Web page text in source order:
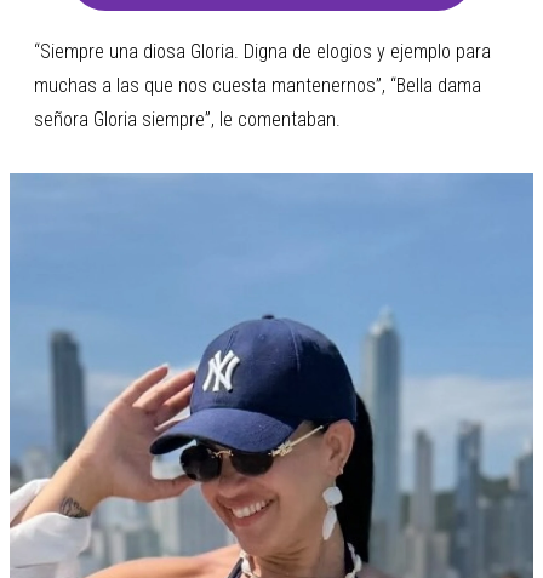
“Siempre una diosa Gloria. Digna de elogios y ejemplo para
muchas a las que nos cuesta mantenernos”, “Bella dama
señora Gloria siempre”, le comentaban.